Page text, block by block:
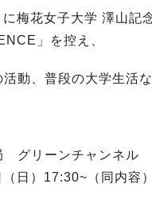
梅花女子大学 澤山記
」を控え、
動、普段の大学生活
グリーンチャンネル
日）17:30~（同内容）